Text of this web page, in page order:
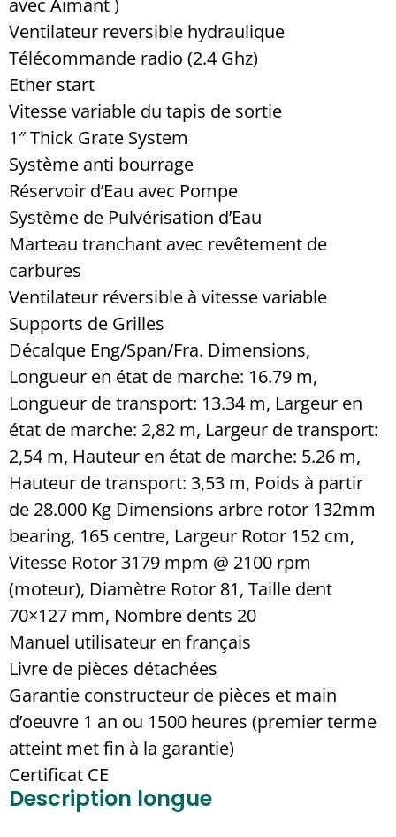
avec Aimant )
Ventilateur reversible hydraulique
Télécommande radio (2.4 Ghz)
Ether start
Vitesse variable du tapis de sortie
1″ Thick Grate System
Système anti bourrage
Réservoir d’Eau avec Pompe
Système de Pulvérisation d’Eau
Marteau tranchant avec revêtement de
carbures
Ventilateur réversible à vitesse variable
Supports de Grilles
Décalque Eng/Span/Fra. Dimensions,
Longueur en état de marche: 16.79 m,
Longueur de transport: 13.34 m, Largeur en
état de marche: 2,82 m, Largeur de transport:
2,54 m, Hauteur en état de marche: 5.26 m,
Hauteur de transport: 3,53 m, Poids à partir
de 28.000 Kg Dimensions arbre rotor 132mm
bearing, 165 centre, Largeur Rotor 152 cm,
Vitesse Rotor 3179 mpm @ 2100 rpm
(moteur), Diamètre Rotor 81, Taille dent
70×127 mm, Nombre dents 20
Manuel utilisateur en français
Livre de pièces détachées
Garantie constructeur de pièces et main
d’oeuvre 1 an ou 1500 heures (premier terme
atteint met fin à la garantie)
Certificat CE
Description longue